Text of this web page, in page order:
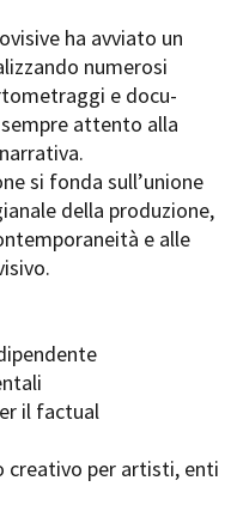
FESTIVAL, MARKETS,
AWARDS
International Film Festival
Rotterdam
Berlinale Internationalen
Filmfestspiele Berlin
Festival de Cannes
Biografilm Festival - Bio to B
Industry Days
Locarno Film Festival
Toronto International Film
Festival
Festa del Cinema di Roma
David di Donatello
Nastri d’Argento
ha avviato un
numerosi
e docu-
attento alla
si fonda sull’unione
della produzione,
e alle
il factual
creativo per artisti, enti